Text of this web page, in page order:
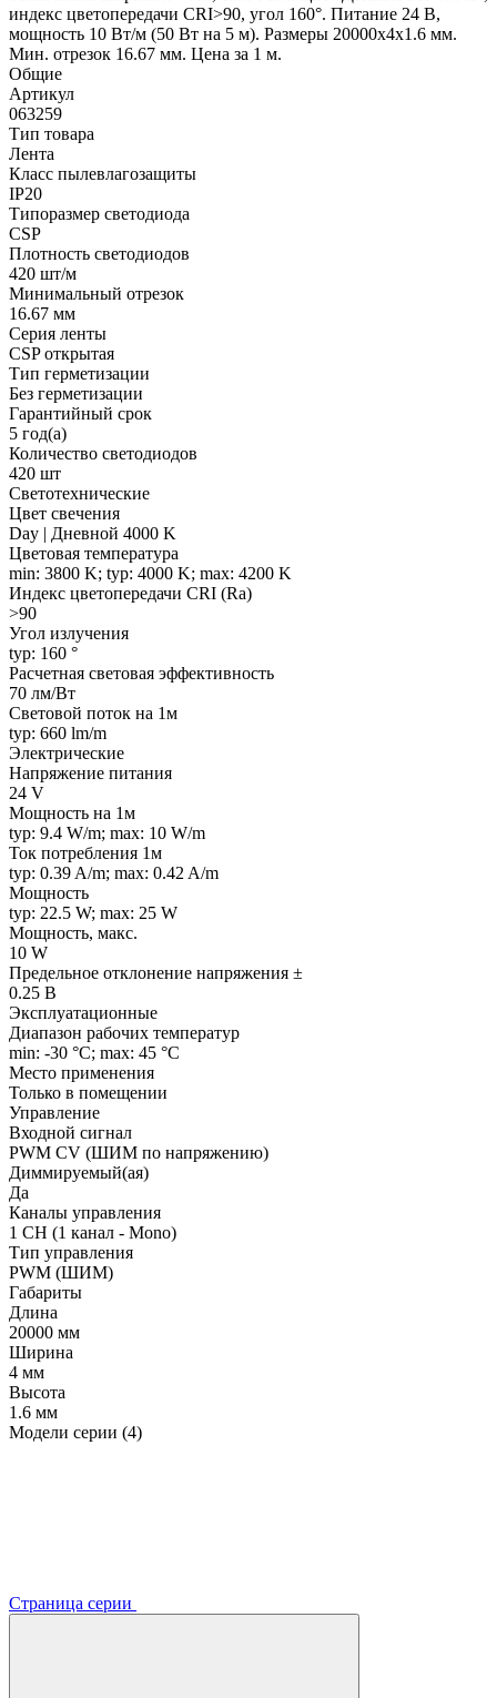
индекс цветопередачи CRI>90, угол 160°. Питание 24 В,
мощность 10 Вт/м (50 Вт на 5 м). Размеры 20000х4х1.6 мм.
Мин. отрезок 16.67 мм. Цена за 1 м.
Общие
Артикул
063259
Тип товара
Лента
Класс пылевлагозащиты
IP20
Типоразмер светодиода
CSP
Плотность светодиодов
420 шт/м
Минимальный отрезок
16.67 мм
Серия ленты
CSP открытая
Тип герметизации
Без герметизации
Гарантийный срок
5 год(а)
Количество светодиодов
420 шт
Светотехнические
Цвет свечения
Day | Дневной 4000 K
Цветовая температура
min: 3800 K; typ: 4000 K; max: 4200 K
Индекс цветопередачи CRI (Ra)
>90
Угол излучения
typ: 160 °
Расчетная световая эффективность
70 лм/Вт
Световой поток на 1м
typ: 660 lm/m
Электрические
Напряжение питания
24 V
Мощность на 1м
typ: 9.4 W/m; max: 10 W/m
Ток потребления 1м
typ: 0.39 A/m; max: 0.42 A/m
Мощность
typ: 22.5 W; max: 25 W
Мощность, макс.
10 W
Предельное отклонение напряжения ±
0.25 В
Эксплуатационные
Диапазон рабочих температур
min: -30 °C; max: 45 °C
Место применения
Только в помещении
Управление
Входной сигнал
PWM СV (ШИМ по напряжению)
Диммируемый(ая)
Да
Каналы управления
1 CH (1 канал - Mono)
Тип управления
PWM (ШИМ)
Габариты
Длина
20000 мм
Ширина
4 мм
Высота
1.6 мм
Модели серии (4)
Страница серии